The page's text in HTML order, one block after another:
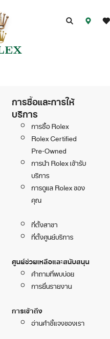
การซื้อและการให้
บริการ
การซื้อ Rolex
Rolex Certified
Pre-Owned
การนำ Rolex เข้ารับ
บริการ
การดูแล Rolex ของ
คุณ
ที่ตั้งสาขา
ที่ตั้งศูนย์บริการ
ศูนย์ช่วยเหลือและสนับสนุน
คำถามที่พบบ่อย
การยื่นรายงาน
การเข้าถึง
อ่านคำชี้แจงของเรา